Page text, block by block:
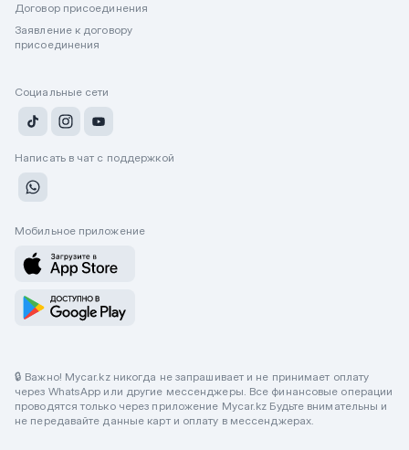
Договор присоединения
Заявление к договору
присоединения
Социальные сети
Написать в чат с поддержкой
Мобильное приложение
🔒 Важно! Mycar.kz никогда не запрашивает и не принимает оплату
через WhatsApp или другие мессенджеры. Все финансовые операции
проводятся только через приложение Mycar.kz Будьте внимательны и
не передавайте данные карт и оплату в мессенджерах.